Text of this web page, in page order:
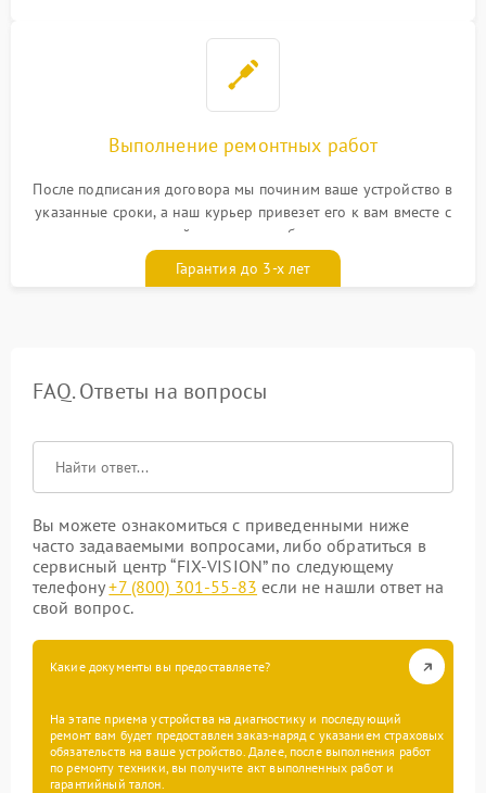
Выполнение ремонтных работ
После подписания договора мы починим ваше устройство в
указанные сроки, а наш курьер привезет его к вам вместе с
гарантийным талоном бесплатно
Гарантия до 3-х лет
FAQ. Ответы на вопросы
Вы можете ознакомиться с приведенными ниже
часто задаваемыми вопросами, либо обратиться в
сервисный центр “FIX-VISION” по следующему
телефону+7 (800) 301-55-83 если не нашли ответ на
свой вопрос.
Какие документы вы предоставляете?
На этапе приема устройства на диагностику и последующий
ремонт вам будет предоставлен заказ-наряд с указанием страховых
обязательств на ваше устройство. Далее, после выполнения работ
по ремонту техники, вы получите акт выполненных работ и
гарантийный талон.